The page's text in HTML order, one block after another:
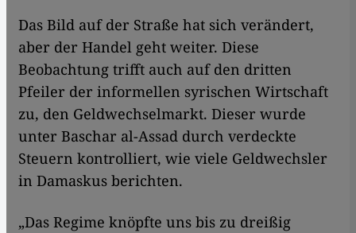
Das Bild auf der Straße hat sich verändert,
aber der Handel geht weiter. Diese
Beobachtung trifft auch auf den dritten
Pfeiler der informellen syrischen Wirtschaft
zu, den Geldwechselmarkt. Dieser wurde
unter Baschar al-Assad durch verdeckte
Steuern kontrolliert, wie viele Geldwechsler
in Damaskus berichten.
„Das Regime knöpfte uns bis zu dreißig